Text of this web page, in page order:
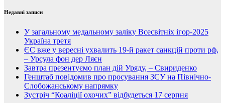
Недавні записи
У загальному медальному заліку Всесвітніх ігор-2025
Україна третя
ЄС вже у вересні ухвалить 19-й ракет санкцій проти рф,
– Урсула фон дер Ляєн
Завтра презентуємо план дій Уряду, – Свириденко
Генштаб повідомив про просування ЗСУ на Північно-
Слобожанському напрямку
Зустріч “Коаліції охочих” відбудеться 17 серпня